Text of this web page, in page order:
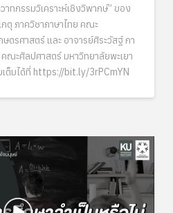
ทกรรมวิเคราะห์เชิงวิพากษ์” ของ
ตุ ภาควิชาภาษาไทย คณะ
ตรศาสตร์ และ อาจารย์ศิระวัสฐ์ กา
ณะศิลปศาสตร์ มหาวิทยาลัยพะเยา
ต็มได้ที่ https://bit.ly/3rPCmYN